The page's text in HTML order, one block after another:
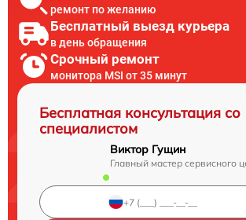
ремонт по желанию
Бесплатный выезд курьера
в день обращения
Срочный ремонт
монитора MSI от 35 минут
Бесплатная консультация со
специалистом
Виктор Гущин
Главный мастер сервисного